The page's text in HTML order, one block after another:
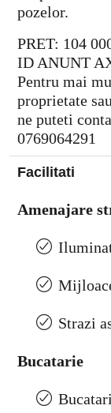
pozelor.
PRET: 104
ID ANUNT
Pentru mai
proprietate
ne puteti
0769064291
Facilitati
Amenajare
Strazi
Bucatarie